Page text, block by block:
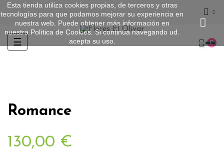
Esta tienda utiliza cookies propias, de terceros y otras
tecnologías para que podamos mejorar su experiencia en
nuestra web. Puede obtener más información en
nuestra Política de Cookies . Si continúa navegando ud.
acepta su uso.
Navegación
☰ 0
Romance
130,00 €